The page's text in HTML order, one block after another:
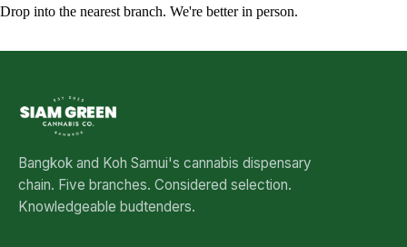
Drop into the nearest branch. We're better in person.
Bangkok and Koh Samui's cannabis dispensary
chain. Five branches. Considered selection.
Knowledgeable budtenders.